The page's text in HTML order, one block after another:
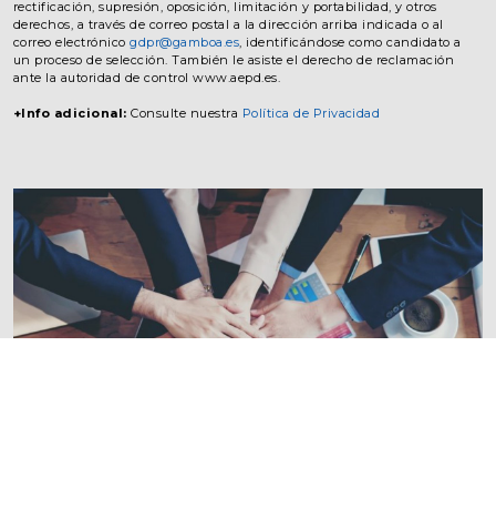
rectificación, supresión, oposición, limitación y portabilidad, y otros
derechos, a través de correo postal a la dirección arriba indicada o al
correo electrónicogdpr@gamboa.es, identificándose como candidato a
un proceso de selección. También le asiste el derecho de reclamación
ante la autoridad de control www.aepd.es.
+Info adicional: Consulte nuestra Política de Privacidad